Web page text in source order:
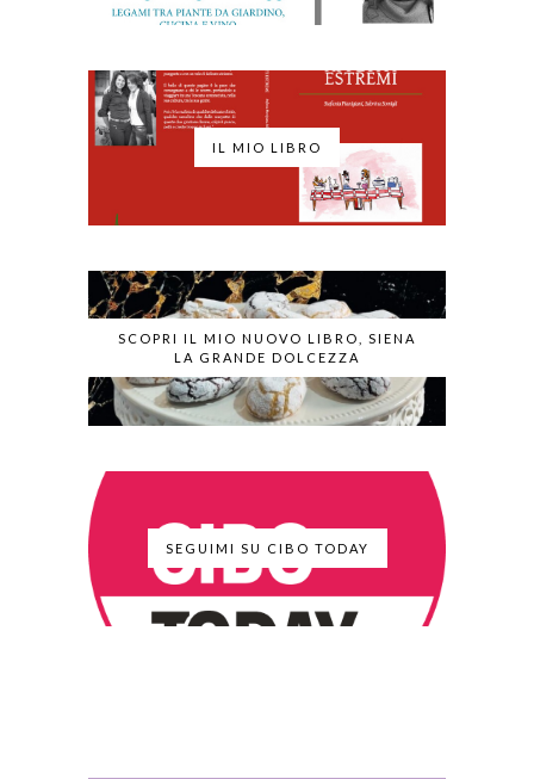
IL MIO LIBRO
SCOPRI IL MIO NUOVO LIBRO, SIENA
LA GRANDE DOLCEZZA
SEGUIMI SU CIBO TODAY